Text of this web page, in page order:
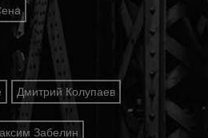
Дмитрий Колупаев
Забелин